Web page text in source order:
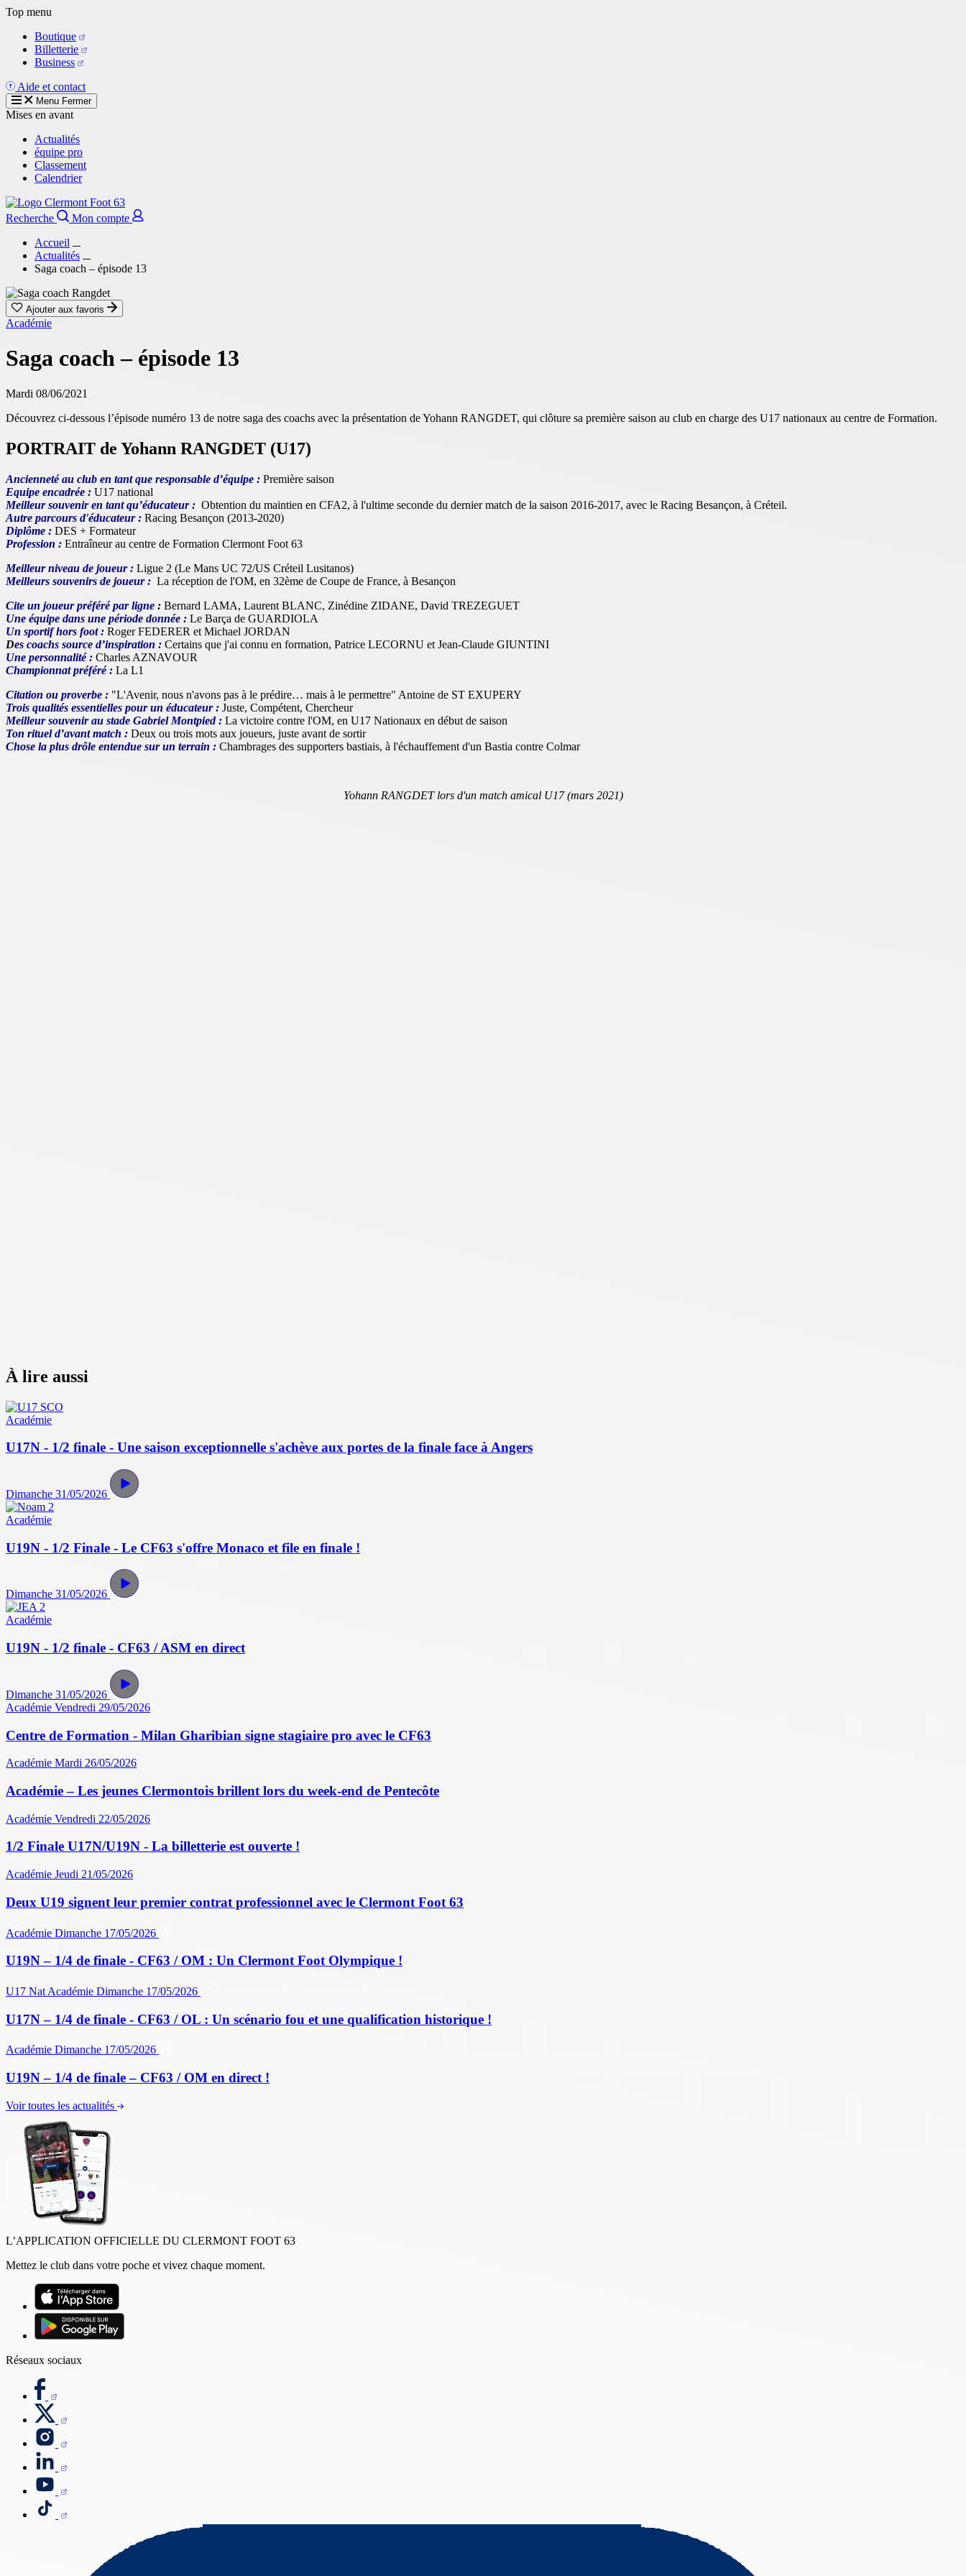
Aller
contenu
principal
Top menu
Boutique
Billetterie
Business
Aide et contact
Menu Fermer
Mises en avant
Actualités
équipe pro
Classement
Calendrier
Recherche
Mon compte
Accueil
Actualités
Saga coach – épisode 13
Ajouter aux favoris
Académie
Saga coach – épisode 13
Mardi 08/06/2021
Découvrez ci-dessous l’épisode numéro 13 de notre saga des coachs avec la présentation de Yohann RANGDET, qui clôture sa première saison au club en charge des U17 nationaux au centre de Formation.
PORTRAIT de Yohann RANGDET (U17)
Ancienneté au club en tant que responsable d’équipe : Première saison
Equipe encadrée : U17 national
Meilleur souvenir en tant qu’éducateur : Obtention du maintien en CFA2, à l'ultime seconde du dernier match de la saison 2016-2017, avec le Racing Besançon, à Créteil.
Autre parcours d'éducateur : Racing Besançon (2013-2020)
Diplôme : DES + Formateur
Profession : Entraîneur au centre de Formation Clermont Foot 63
Meilleur niveau de joueur : Ligue 2 (Le Mans UC 72/US Créteil Lusitanos)
Meilleurs souvenirs de joueur : La réception de l'OM, en 32ème de Coupe de France, à Besançon
Cite un joueur préféré par ligne : Bernard LAMA, Laurent BLANC, Zinédine ZIDANE, David TREZEGUET
Une équipe dans une période donnée : Le Barça de GUARDIOLA
Un sportif hors foot : Roger FEDERER et Michael JORDAN
Des coachs source d’inspiration : Certains que j'ai connu en formation, Patrice LECORNU et Jean-Claude GIUNTINI
Une personnalité : Charles AZNAVOUR
Championnat préféré : La L1
Citation ou proverbe : "L'Avenir, nous n'avons pas à le prédire… mais à le permettre" Antoine de ST EXUPERY
Trois qualités essentielles pour un éducateur : Juste, Compétent, Chercheur
Meilleur souvenir au stade Gabriel Montpied : La victoire contre l'OM, en U17 Nationaux en début de saison
Ton rituel d’avant match : Deux ou trois mots aux joueurs, juste avant de sortir
Chose la plus drôle entendue sur un terrain : Chambrages des supporters bastiais, à l'échauffement d'un Bastia contre Colmar
Yohann RANGDET lors d'un match amical U17 (mars 2021)
À lire aussi
Académie
U17N - 1/2 finale - Une saison exceptionnelle s'achève aux portes de la finale face à Angers
Dimanche 31/05/2026
Académie
U19N - 1/2 Finale - Le CF63 s'offre Monaco et file en finale !
Dimanche 31/05/2026
Académie
U19N - 1/2 finale - CF63 / ASM en direct
Dimanche 31/05/2026
Académie Vendredi 29/05/2026
Centre de Formation - Milan Gharibian signe stagiaire pro avec le CF63
Académie Mardi 26/05/2026
Académie – Les jeunes Clermontois brillent lors du week-end de Pentecôte
Académie Vendredi 22/05/2026
1/2 Finale U17N/U19N - La billetterie est ouverte !
Académie Jeudi 21/05/2026
Deux U19 signent leur premier contrat professionnel avec le Clermont Foot 63
Académie Dimanche 17/05/2026
U19N – 1/4 de finale - CF63 / OM : Un Clermont Foot Olympique !
U17 Nat Académie Dimanche 17/05/2026
U17N – 1/4 de finale - CF63 / OL : Un scénario fou et une qualification historique !
Académie Dimanche 17/05/2026
U19N – 1/4 de finale – CF63 / OM en direct !
Voir toutes les actualités
L’APPLICATION OFFICIELLE DU CLERMONT FOOT 63
Mettez le club dans votre poche et vivez chaque moment.
Réseaux sociaux